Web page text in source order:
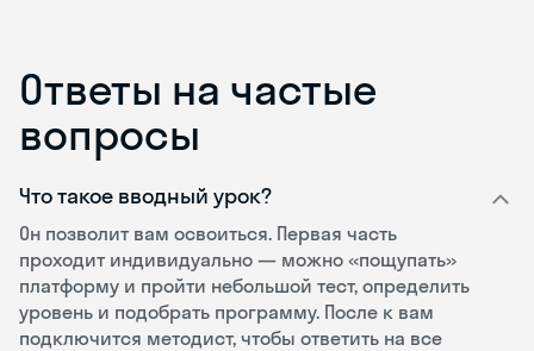
Ответы на частые
вопросы
Что такое вводный урок?
Он позволит вам освоиться. Первая часть
проходит индивидуально — можно «пощупать»
платформу и пройти небольшой тест, определить
уровень и подобрать программу. После к вам
подключится методист, чтобы ответить на все